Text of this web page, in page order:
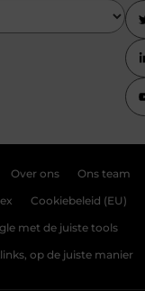
Over ons Ons team
Cookiebeleid (EU)
met de juiste tools
op de juiste manier